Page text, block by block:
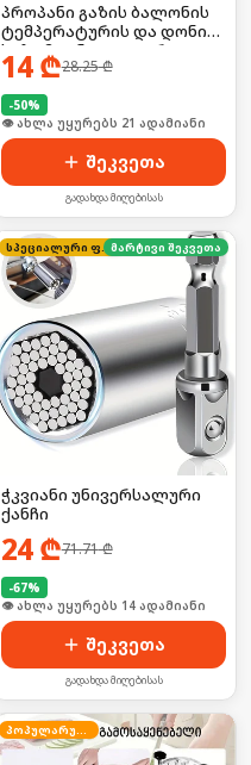
პროპანი გაზის ბალონის
ტემპერატურის და დონის
საზომი ინდიკატორი
14₾28.25₾
-50%
🛒 ბოლო 24სთ-ში იყიდა 28-მა
შეკვეთა
გადახდა მიღებისას
სპეციალური ფასიმარტივი შეკვეთა
ჭკვიანი უნივერსალური
ქანჩი
24₾71.71₾
-67%
🛒 ბოლო 24სთ-ში იყიდა 18-მა
შეკვეთა
გადახდა მიღებისას
პოპულარული